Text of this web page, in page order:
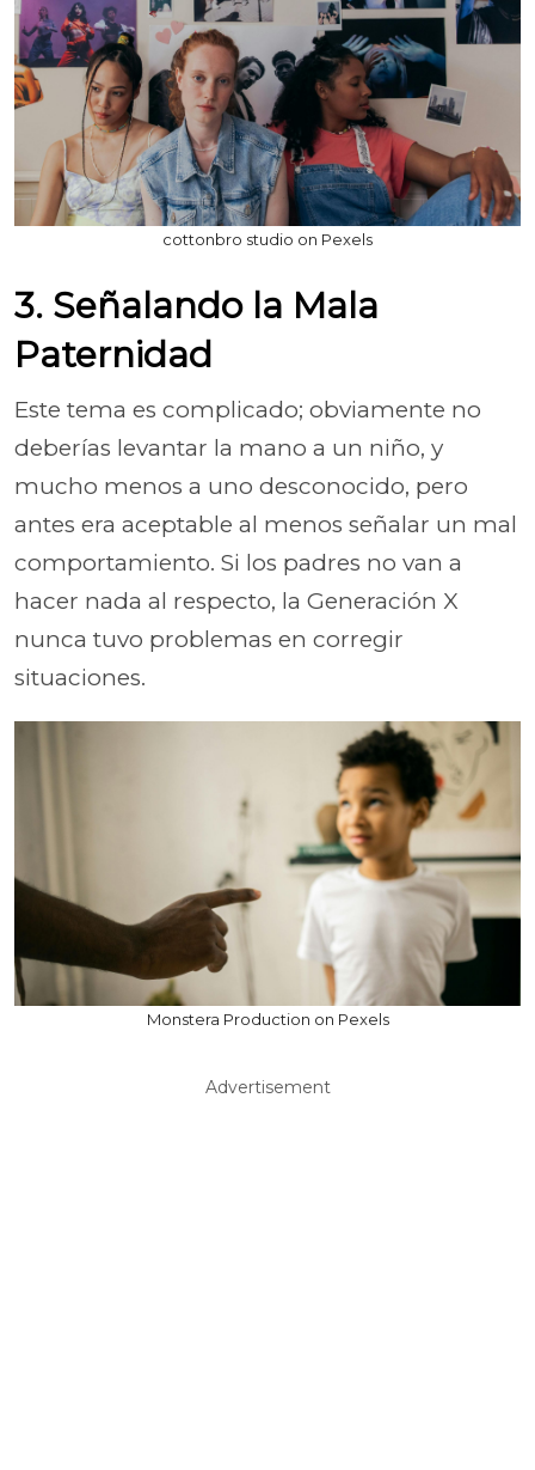
cottonbro studio on Pexels
3. Señalando la Mala
Paternidad
Este tema es complicado; obviamente no
deberías levantar la mano a un niño, y
mucho menos a uno desconocido, pero
antes era aceptable al menos señalar un mal
comportamiento. Si los padres no van a
hacer nada al respecto, la Generación X
nunca tuvo problemas en corregir
situaciones.
Monstera Production on Pexels
Advertisement